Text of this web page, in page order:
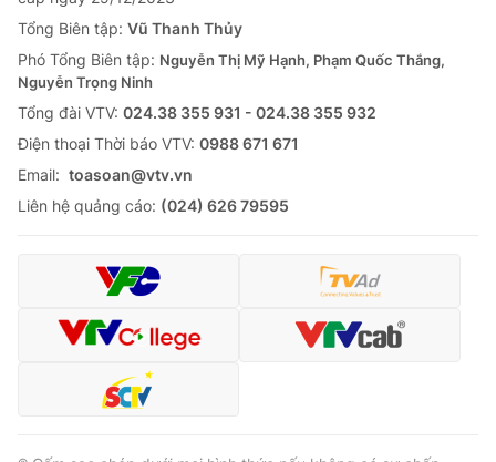
Tổng Biên tập: Vũ Thanh Thủy
Phó Tổng Biên tập: Nguyễn Thị Mỹ Hạnh, Phạm Quốc Thắng,
Nguyễn Trọng Ninh
Tổng đài VTV: 024.38 355 931 - 024.38 355 932
Ðiện thoại Thời báo VTV: 0988 671 671
Email: toasoan@vtv.vn
Liên hệ quảng cáo: (024) 626 79595